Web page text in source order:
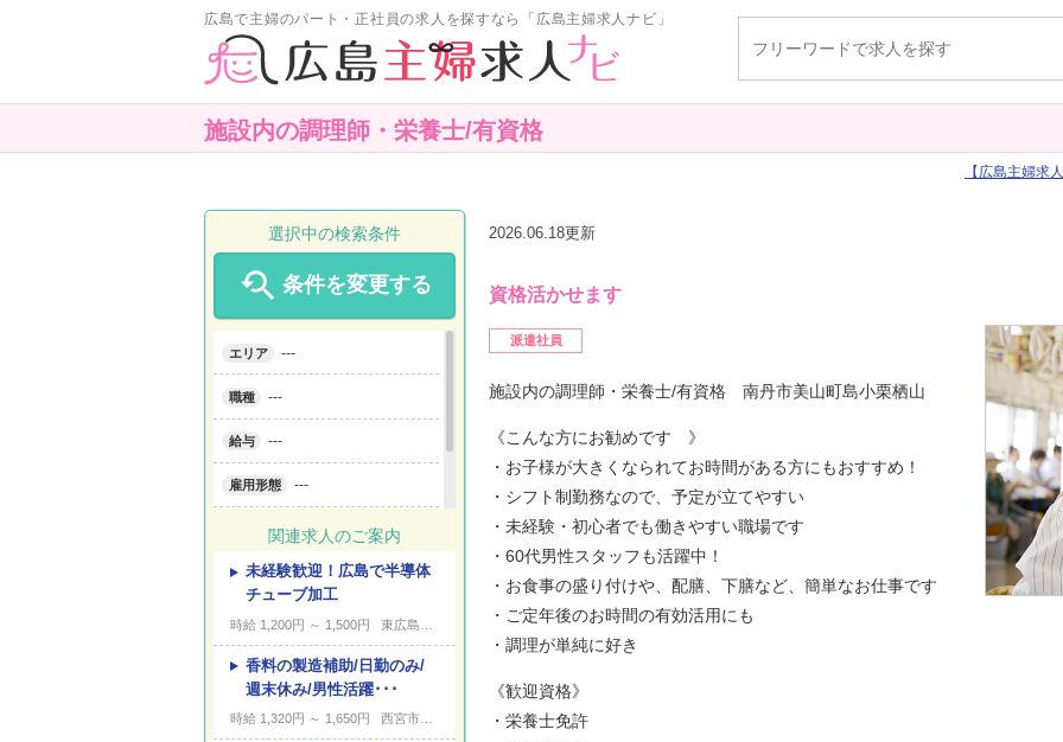
広島で主婦のパート・正社員の求人を探すなら「広島主婦求人ナビ」
施設内の調理師・栄養士/有資格
広島主婦求
2026.06.18更新
資格活かせます
派遣社員
施設内の調理師・栄養士/有資格 南丹市美山町島小栗栖山
《こんな方にお勧めです 》
・お子様が大きくなられてお時間がある方にもおすすめ！
・シフト制勤務なので、予定が立てやすい
・未経験・初心者でも働きやすい職場です
・60代男性スタッフも活躍中！
・お食事の盛り付けや、配膳、下膳など、簡単なお仕事です
・ご定年後のお時間の有効活用にも
・調理が単純に好き
《歓迎資格》
・栄養士免許
選択中の検索条件
 条件を変更する
エリア ---
職種 ---
給与 ---
雇用形態 ---
こだわり条件 ---
キーワード ---
関連求人のご案内
未経験歓迎！広島で半導体
チューブ加工
時給 1,200円 ～ 1,500円 東広島市黒瀬町
香料の製造補助/日勤のみ/
週末休み/男性活躍･･･
時給 1,320円 ～ 1,650円 西宮市西宮浜